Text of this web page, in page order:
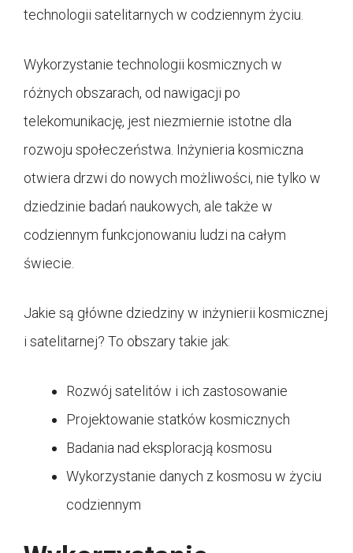
technologii satelitarnych w codziennym życiu.
Wykorzystanie technologii kosmicznych w
różnych obszarach, od nawigacji po
telekomunikację, jest niezmiernie istotne dla
rozwoju społeczeństwa. Inżynieria kosmiczna
otwiera drzwi do nowych możliwości, nie tylko w
dziedzinie badań naukowych, ale także w
codziennym funkcjonowaniu ludzi na całym
świecie.
Jakie są główne dziedziny w inżynierii kosmicznej
i satelitarnej? To obszary takie jak:
Rozwój satelitów i ich zastosowanie
Projektowanie statków kosmicznych
Badania nad eksploracją kosmosu
Wykorzystanie danych z kosmosu w życiu
codziennym